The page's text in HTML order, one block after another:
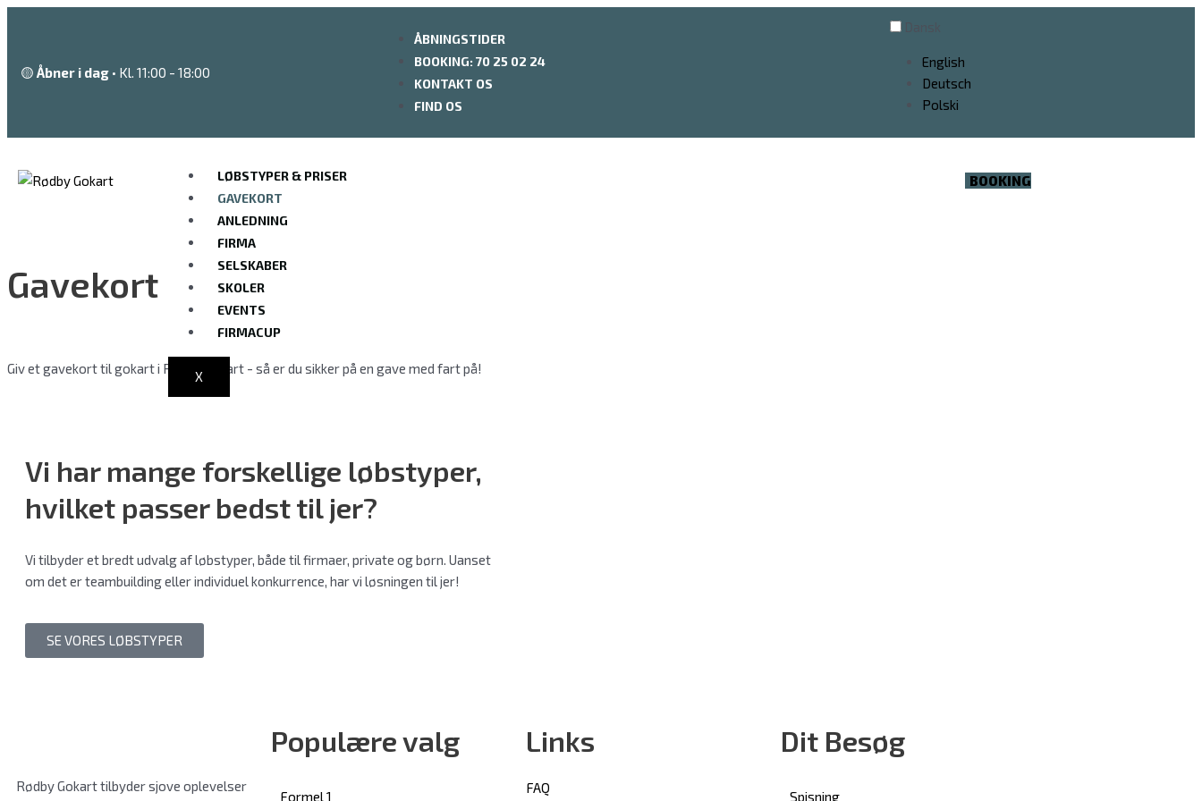
Gå
🟡 Åbner i dag • Kl. 11:00 - 18:00
ÅBNINGSTIDER
BOOKING: 70 25 02 24
KONTAKT OS
FIND OS
English
Deutsch
Polski
LØBSTYPER & PRISER
GAVEKORT
ANLEDNING
FIRMA
SELSKABER
SKOLER
EVENTS
FIRMACUP
X
BOOKING
Gavekort
Giv et gavekort til gokart i Rødby Gokart - så er du sikker på en gave med fart på!
Vi har mange forskellige løbstyper,
hvilket passer bedst til jer?
Vi tilbyder et bredt udvalg af løbstyper, både til firmaer, private og børn. Uanset
om det er teambuilding eller individuel konkurrence, har vi løsningen til jer!
SE VORES LØBSTYPER
Rødby Gokart tilbyder sjove oplevelser
Populære valg
Formel 1
Links
FAQ
Dit Besøg
Spisning